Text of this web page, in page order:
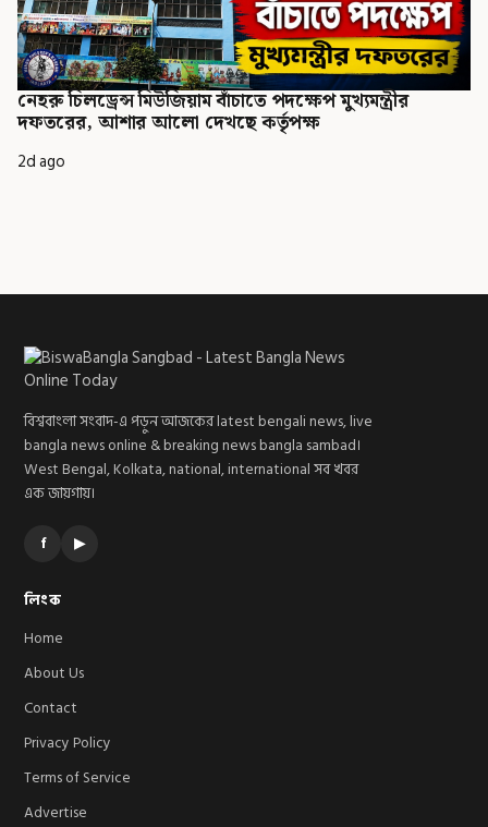
নেহরু চিলড্রেন্স মিউজিয়াম বাঁচাতে পদক্ষেপ মুখ্যমন্ত্রীর
দফতরের, আশার আলো দেখছে কর্তৃপক্ষ
2d ago
বিশ্ববাংলা সংবাদ-এ পড়ুন আজকের latest bengali news, live
bangla news online & breaking news bangla sambad।
West Bengal, Kolkata, national, international সব খবর
এক জায়গায়।
f ▶
লিংক
Home
About Us
Contact
Privacy Policy
Terms of Service
Advertise